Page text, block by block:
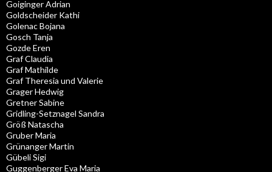
Goiginger Adrian
Goldscheider Kathi
Golenac Bojana
Gosch Tanja
Gozde Eren
Graf Claudia
Graf Mathilde
Graf Theresia und Valerie
Grager Hedwig
Gretner Sabine
Gridling-Setznagel Sandra
Größ Natascha
Gruber Maria
Grünanger Martin
Gübeli Sigi
Guggenberger Eva Maria